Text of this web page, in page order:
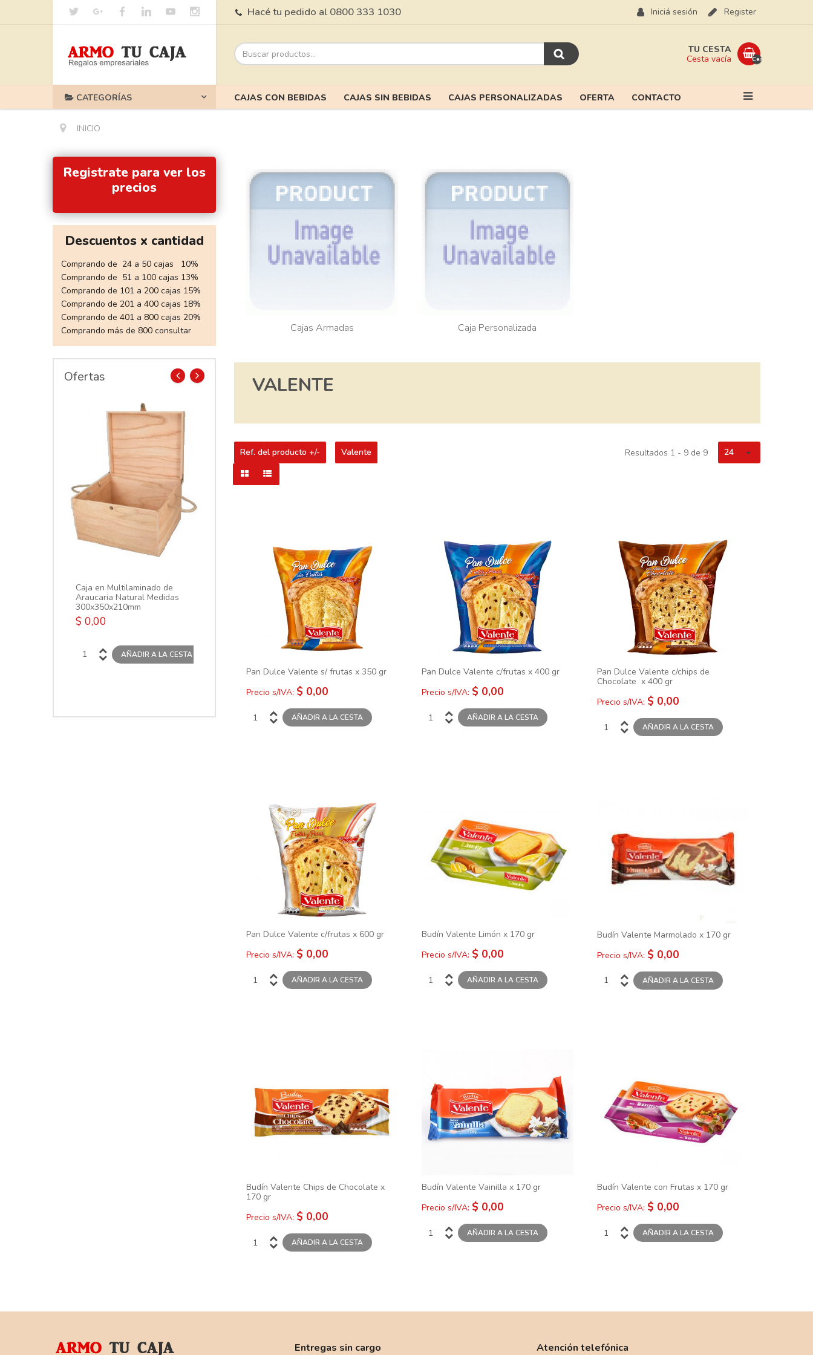
Hacé tu pedido al 0800 333 1030 Iniciá sesión Register
Cesta
TU CESTA
Cesta vacía
CATEGORÍAS CAJAS CON BEBIDAS CAJAS SIN BEBIDAS CAJAS PERSONALIZADAS OFERTA CONTACTO
INICIO
Registrate para ver los
precios
Descuentos x cantidad
Comprando de 24 a 50 cajas 10%
Comprando de 51 a 100 cajas 13%
Comprando de 101 a 200 cajas 15%
Comprando de 201 a 400 cajas 18%
Comprando de 401 a 800 cajas 20%
Comprando más de 800 consultar
Ofertas
Caja en Multilaminado de
Araucaria Natural Medidas
300x350x210mm
$ 0,00
Malbec x 750 cc
con Leche Gerstner x 80 gr
$ 0,00
Maní Flow con chocolate
Bariloche x 120 gr
$ 0,00
prev next
Cajas Armadas Caja Personalizada
VALENTE
Ref. del producto +/- Valente Resultados 1 - 9 de 9 24
Pan Dulce Valente s/ frutas x 350 gr
Precio s/IVA: $ 0,00
Pan Dulce Valente c/frutas x 400 gr
Precio s/IVA: $ 0,00
Pan Dulce Valente c/chips de
Chocolate x 400 gr
Precio s/IVA: $ 0,00
Pan Dulce Valente c/frutas x 600 gr
Precio s/IVA: $ 0,00
Budín Valente Limón x 170 gr
Precio s/IVA: $ 0,00
Budín Valente Marmolado x 170 gr
Precio s/IVA: $ 0,00
Budín Valente Chips de Chocolate x
170 gr
Precio s/IVA: $ 0,00
Budín Valente Vainilla x 170 gr
Precio s/IVA: $ 0,00
Budín Valente con Frutas x 170 gr
Precio s/IVA: $ 0,00
Entregas sin cargo Atención telefónica